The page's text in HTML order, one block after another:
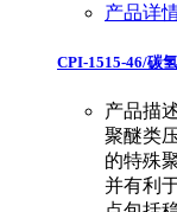
产品详
CPI-1515-46/碳
产品描
聚醚类
的特殊
并有利